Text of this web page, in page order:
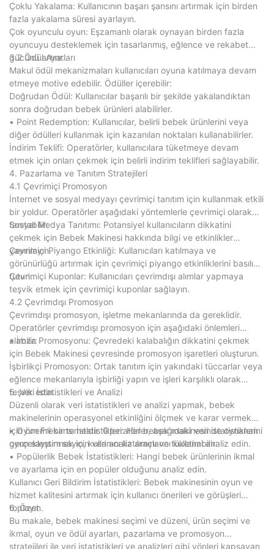
Çoklu Yakalama: Kullanıcının başarı şansını artırmak için birden
fazla yakalama süresi ayarlayın.
Çok oyunculu oyun: Eşzamanlı olarak oynayan birden fazla
oyuncuyu desteklemek için tasarlanmış, eğlence ve rekabet
gücünü artırır.
3.2 Ödül Ayarları
Makul ödül mekanizmaları kullanıcıları oyuna katılmaya devam
etmeye motive edebilir. Ödüller içerebilir:
Doğrudan Ödül: Kullanıcılar başarılı bir şekilde yakalandıktan
sonra doğrudan bebek ürünleri alabilirler.
• Point Redemption: Kullanıcılar, belirli bebek ürünlerini veya
diğer ödülleri kullanmak için kazanılan noktaları kullanabilirler.
İndirim Teklifi: Operatörler, kullanıcılara tüketmeye devam
etmek için onları çekmek için belirli indirim teklifleri sağlayabilir.
4. Pazarlama ve Tanıtım Stratejileri
4.1 Çevrimiçi Promosyon
İnternet ve sosyal medyayı çevrimiçi tanıtım için kullanmak etkili
bir yoldur. Operatörler aşağıdaki yöntemlerle çevrimiçi olarak
tanıtabilir:
Sosyal Medya Tanıtımı: Potansiyel kullanıcıların dikkatini
çekmek için Bebek Makinesi hakkında bilgi ve etkinlikler
yayınlayın.
Çevrimiçi Piyango Etkinliği: Kullanıcıları katılmaya ve
görünürlüğü artırmak için çevrimiçi piyango etkinliklerini basılı
tutun.
Çevrimiçi Kuponlar: Kullanıcıları çevrimdışı alımlar yapmaya
teşvik etmek için çevrimiçi kuponlar sağlayın.
4.2 Çevrimdışı Promosyon
Çevrimdışı promosyon, işletme mekanlarında da gereklidir.
Operatörler çevrimdışı promosyon için aşağıdaki önlemleri
alabilir:
• İmza Promosyonu: Çevredeki kalabalığın dikkatini çekmek
için Bebek Makinesi çevresinde promosyon işaretleri oluşturun.
İşbirlikçi Promosyon: Ortak tanıtım için yakındaki tüccarlar veya
eğlence mekanlarıyla işbirliği yapın ve işleri karşılıklı olarak
teşvik edin.
5. Veri İstatistikleri ve Analizi
Düzenli olarak veri istatistikleri ve analizi yapmak, bebek
makinelerinin operasyonel etkinliğini ölçmek ve karar vermek
için önemli bir temeldir. Operatörler, aşağıdaki veri istatistiklerini
gerçekleştirmek için veri analiz araçlarını kullanabilir:
• Oyun Frekansı İstatistikleri: Her bebek makinesinde oynanan
oyun sayısını sayın, kullanıcı katılımını ve tüketimi analiz edin.
• Popülerlik Bebek İstatistikleri: Hangi bebek ürünlerinin ikmal
ve ayarlama için en popüler olduğunu analiz edin.
Kullanıcı Geri Bildirim İstatistikleri: Bebek makinesinin oyun ve
hizmet kalitesini artırmak için kullanıcı önerileri ve görüşleri
toplayın.
6. Özet
Bu makale, bebek makinesi seçimi ve düzeni, ürün seçimi ve
ikmal, oyun ve ödül ayarları, pazarlama ve promosyon
stratejileri ile veri istatistikleri ve analizleri gibi yönleri kapsayan